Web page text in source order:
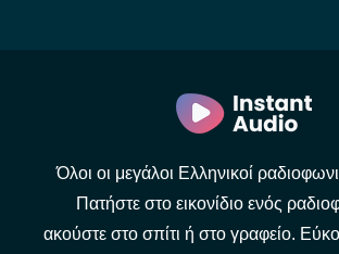
Όλοι οι μεγάλοι Ελληνικοί
Πατήστε στο εικονίδιο ενός
ακούστε στο σπίτι ή στο γραφείο.